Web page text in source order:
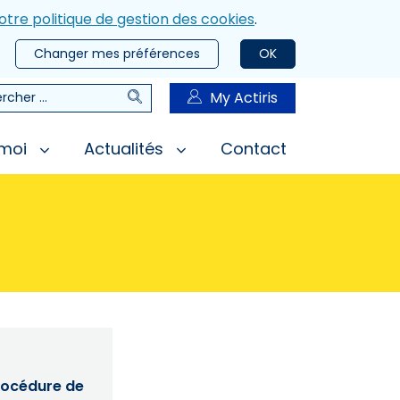
politique de gestion des cookies.
OK
Changer mes préférences
RechercherMy Actiris
Actualités Contact
de